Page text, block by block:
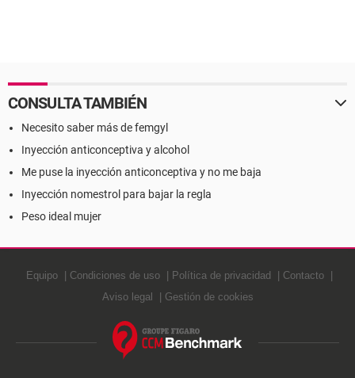
CONSULTA TAMBIÉN
Necesito saber más de femgyl
Inyección anticonceptiva y alcohol
Me puse la inyección anticonceptiva y no me baja
Inyección nomestrol para bajar la regla
Peso ideal mujer
Equipo Condiciones de uso Política de privacidad
Contacto
Aviso legal
Gestión de cookies